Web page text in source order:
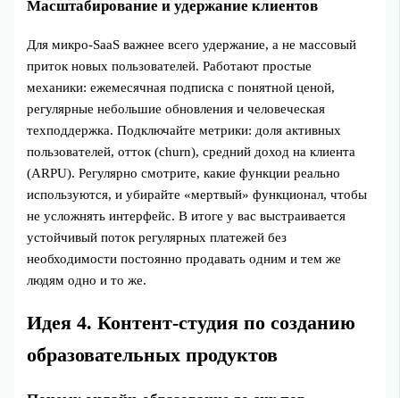
Масштабирование и удержание клиентов
Для микро‑SaaS важнее всего удержание, а не массовый
приток новых пользователей. Работают простые
механики: ежемесячная подписка с понятной ценой,
регулярные небольшие обновления и человеческая
техподдержка. Подключайте метрики: доля активных
пользователей, отток (churn), средний доход на клиента
(ARPU). Регулярно смотрите, какие функции реально
используются, и убирайте «мертвый» функционал, чтобы
не усложнять интерфейс. В итоге у вас выстраивается
устойчивый поток регулярных платежей без
необходимости постоянно продавать одним и тем же
людям одно и то же.
Идея 4. Контент‑студия по созданию
образовательных продуктов